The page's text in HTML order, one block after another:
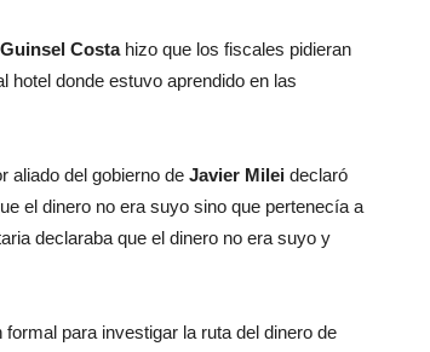
Costahizo que los fiscales pidieran
hotel donde estuvo aprendido en las
aliado del gobierno de Javier Milei declaró
el dinero no era suyo sino que pertenecía a
declaraba que el dinero no era suyo y
para investigar la ruta del dinero de